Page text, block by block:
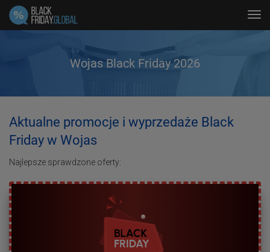
Wojas Black Friday 2026
Aktualne promocje i wyprzedaże Black
Friday w Wojas
Najlepsze sprawdzone oferty: